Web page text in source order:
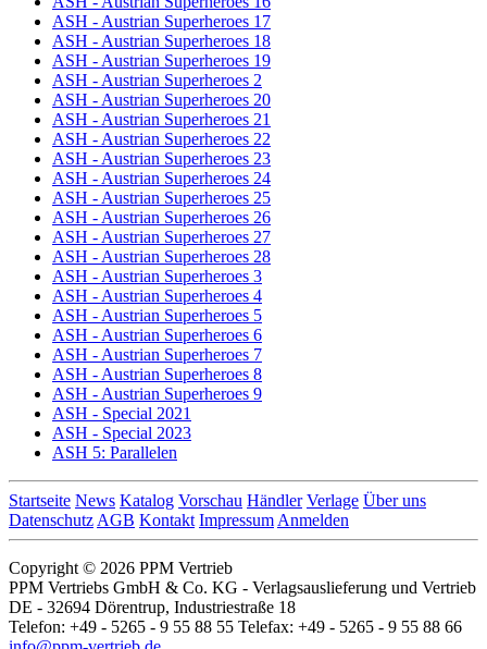
ASH - Austrian Superheroes 17
ASH - Austrian Superheroes 18
ASH - Austrian Superheroes 19
ASH - Austrian Superheroes 2
ASH - Austrian Superheroes 20
ASH - Austrian Superheroes 21
ASH - Austrian Superheroes 22
ASH - Austrian Superheroes 23
ASH - Austrian Superheroes 24
ASH - Austrian Superheroes 25
ASH - Austrian Superheroes 26
ASH - Austrian Superheroes 27
ASH - Austrian Superheroes 28
ASH - Austrian Superheroes 3
ASH - Austrian Superheroes 4
ASH - Austrian Superheroes 5
ASH - Austrian Superheroes 6
ASH - Austrian Superheroes 7
ASH - Austrian Superheroes 8
ASH - Austrian Superheroes 9
ASH - Special 2021
ASH - Special 2023
ASH 5: Parallelen
Startseite News Katalog Vorschau Händler Verlage Über uns
Datenschutz AGB Kontakt Impressum Anmelden
Copyright © 2026 PPM Vertrieb
PPM Vertriebs GmbH & Co. KG - Verlagsauslieferung und Vertrieb
DE - 32694 Dörentrup, Industriestraße 18
Telefon: +49 - 5265 - 9 55 88 55 Telefax: +49 - 5265 - 9 55 88 66